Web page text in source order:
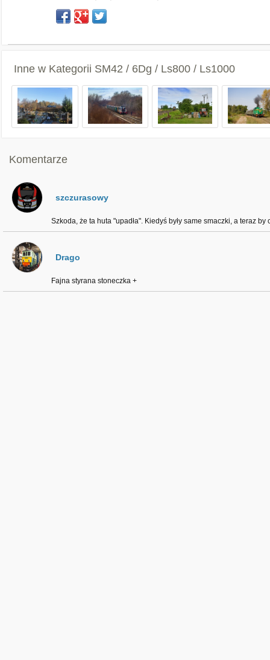
Inne w Kategorii SM42 / 6Dg / Ls800 / Ls1000
Komentarze
szczurasowy
Szkoda, że ta huta "upadła". Kiedyś były same smaczki, a teraz
Drago
Fajna styrana stoneczka +